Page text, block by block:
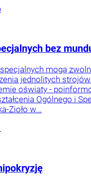
bez
mogą
jednolitych
oświaty -
Ogólnego i
Zioło w...